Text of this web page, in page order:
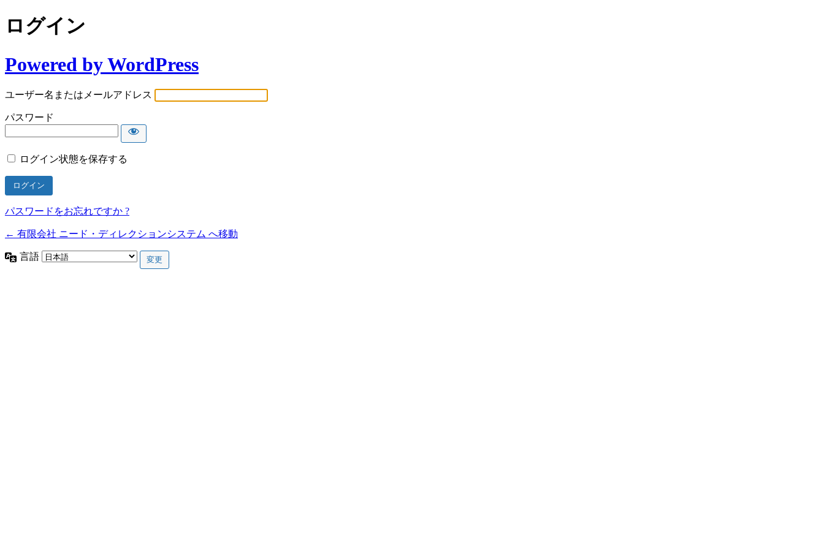
ログイン
Powered by WordPress
ユーザー名またはメールアドレス
パスワード
ログイン状態を保存する
パスワードをお忘れですか ?
← 有限会社 ニード・ディレクションシステム へ移動
言語